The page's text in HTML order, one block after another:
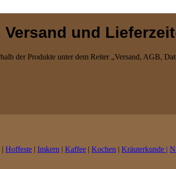
und
der Produkte unter dem Reiter „Versand, AGB,
| Hoffeste | Imkern | Kaffee | Kochen | Kräuterkunde |